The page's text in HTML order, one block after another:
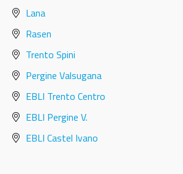
Lana
Rasen
Trento Spini
Pergine Valsugana
EBLI Trento Centro
EBLI Pergine V.
EBLI Castel Ivano